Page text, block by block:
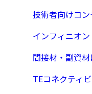
技術者向けコ
インフィニオ
間接材・副資
TEコネクティ